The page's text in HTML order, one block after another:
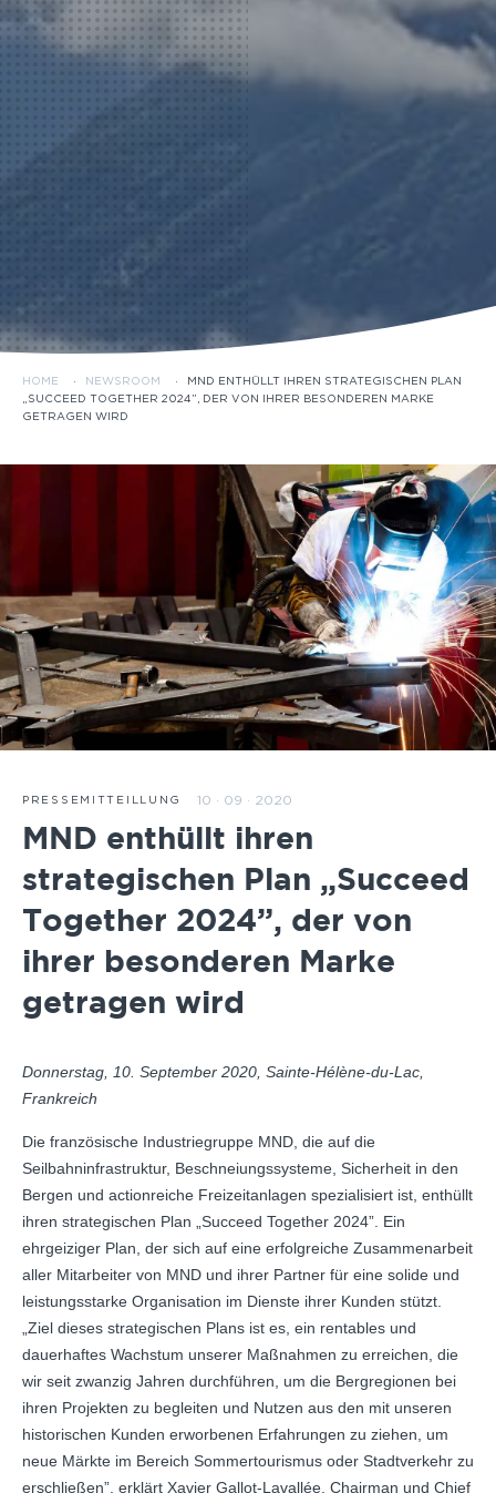
HOME · NEWSROOM ·
MND ENTHÜLLT IHREN STRATEGISCHEN PLAN
„SUCCEED TOGETHER 2024”, DER VON IHRER BESONDEREN MARKE
GETRAGEN WIRD
PRESSEMITTEILLUNG 10 · 09 · 2020
MND enthüllt ihren
strategischen Plan „Succeed
Together 2024”, der von
ihrer besonderen Marke
getragen wird
Donnerstag, 10. September 2020, Sainte-Hélène-du-Lac,
Frankreich
Die französische Industriegruppe MND, die auf die
Seilbahninfrastruktur, Beschneiungssysteme, Sicherheit in den
Bergen und actionreiche Freizeitanlagen spezialisiert ist, enthüllt
ihren strategischen Plan „Succeed Together 2024”. Ein
ehrgeiziger Plan, der sich auf eine erfolgreiche Zusammenarbeit
aller Mitarbeiter von MND und ihrer Partner für eine solide und
leistungsstarke Organisation im Dienste ihrer Kunden stützt.
„Ziel dieses strategischen Plans ist es, ein rentables und
dauerhaftes Wachstum unserer Maßnahmen zu erreichen, die
wir seit zwanzig Jahren durchführen, um die Bergregionen bei
ihren Projekten zu begleiten und Nutzen aus den mit unseren
historischen Kunden erworbenen Erfahrungen zu ziehen, um
neue Märkte im Bereich Sommertourismus oder Stadtverkehr zu
erschließen”, erklärt Xavier Gallot-Lavallée, Chairman und Chief